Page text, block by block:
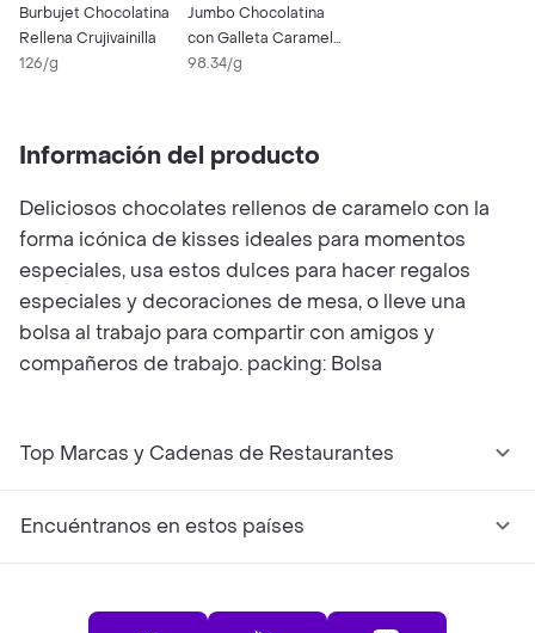
Burbujet Chocolatina
Rellena Crujivainilla
126/g
Jumbo Chocolatina
con Galleta Caramelo
y Maní
98.34/g
Información del producto
Deliciosos chocolates rellenos de caramelo con la
forma icónica de kisses ideales para momentos
especiales, usa estos dulces para hacer regalos
especiales y decoraciones de mesa, o lleve una
bolsa al trabajo para compartir con amigos y
compañeros de trabajo. packing: Bolsa
Top Marcas y Cadenas de Restaurantes
Encuéntranos en estos países